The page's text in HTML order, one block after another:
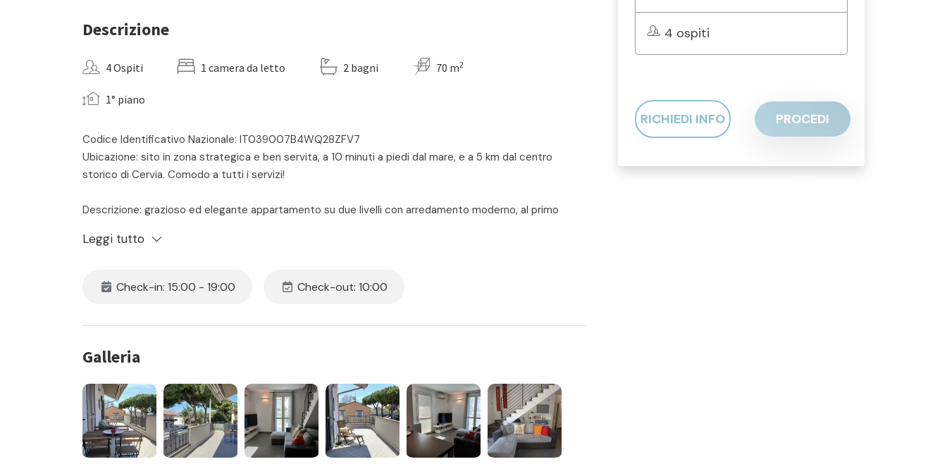
Descrizione
4 Ospiti 1 camera da letto 2 bagni 70 m2
1° piano
Codice Identificativo Nazionale: IT039007B4WQ28ZFV7
Ubicazione: sito in zona strategica e ben servita, a 10 minuti a piedi dal mare, e a 5 km dal centro
storico di Cervia. Comodo a tutti i servizi!
Descrizione: grazioso ed elegante appartamento su due livelli con arredamento moderno, al primo
angolo cottura con piano ad induzione - bagno completo con box doccia - ampia terrazza su due lati,
Piano superiore - camera con letto matrimoniale - comoda cabina armadio - secondo bagno completo
- locazione
- consumi di acqua luce e gas
- assistenza in loco 24h
- pulizia iniziale e finale
- la fornitura di biancheria da camera e da bagno per tutti i posti letto presenti in casa
Leggi tutto
Check-in: 15:00 - 19:00 Check-out: 10:00
Galleria
4 ospiti
RICHIEDI INFO PROCEDI